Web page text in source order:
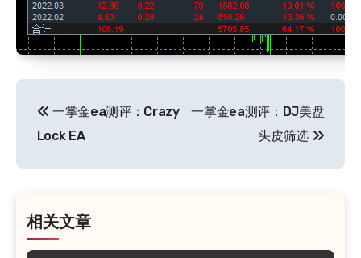
章
导
一掌金ea测评：Crazy
Lock EA
一掌金ea测评：DJ美盘
头皮筛选
相关文章